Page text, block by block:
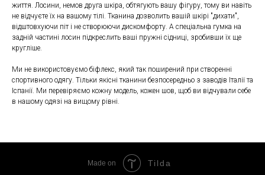
життя. Лосини, немов друга шкіра, обтягують вашу фігуру, тому ви навіть
не відчуєте їх на вашому тілі. Тканина дозволить вашій шкірі "дихати",
відштовхуючи піт і не створюючи дискомфорту. А спеціальна гумка на
задній частині лосин підкреслить ваші пружні сідниці, зробивши їх ще
кругліше.
Ми не використовуємо біфлекс, який так поширений при створенні
спортивного одягу. Тільки якісні тканини безпосередньо з заводів Італії та
Іспанії. Ми перевіряємо кожну модель, кожен шов, щоб ви відчували себе
в нашому одязі на вищому рівні.
Made on Tilda